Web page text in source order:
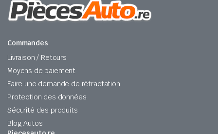
Commandes
Livraison / Retours
Moyens de paiement
Faire une demande de rétractation
Protection des données
Sécurité des produits
Blog Autos